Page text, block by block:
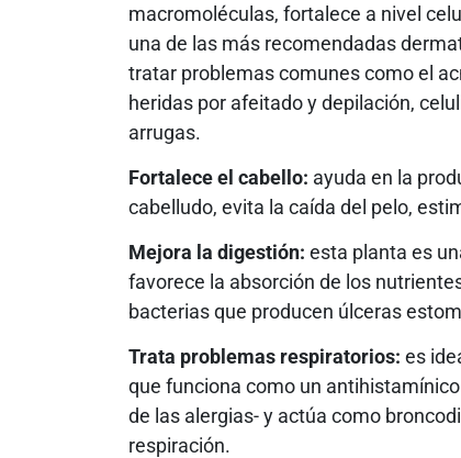
macromoléculas, fortalece a nivel
una de las más recomendadas
tratar problemas comunes como el
heridas por afeitado y depilación,
arrugas.
Fortalece el cabello: ayuda en la
cabelludo, evita la caída del pelo,
Mejora la digestión: esta planta es
favorece la absorción de los
bacterias que producen úlceras
Trata problemas respiratorios: es
que funciona como un
de las alergias- y actúa como
respiración.